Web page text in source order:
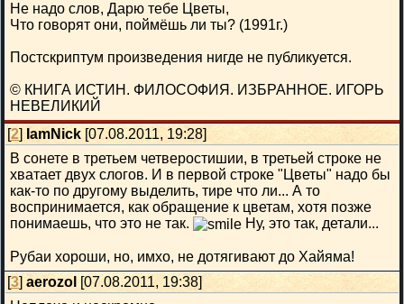
Не надо слов, Дарю тебе Цветы,
Что говорят они, поймёшь ли ты? (1991г.)
Постскриптум произведения нигде не публикуется.
© КНИГА ИСТИН. ФИЛОСОФИЯ. ИЗБРАННОЕ. ИГОРЬ
НЕВЕЛИКИЙ
[2] IamNick [07.08.2011, 19:28]
В сонете в третьем четверостишии, в третьей строке не
хватает двух слогов. И в первой строке "Цветы" надо бы
как-то по другому выделить, тире что ли... А то
воспринимается, как обращение к цветам, хотя позже
понимаешь, что это не так.
Ну, это так, детали...
Рубаи хороши, но, имхо, не дотягивают до Хайяма!
[3] aerozol [07.08.2011, 19:38]